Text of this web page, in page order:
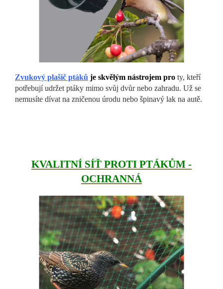
Zvukový plašič ptáků je skvělým nástrojem pro ty, kteří
potřebují udržet ptáky mimo svůj dvůr nebo zahradu. Už se
nemusíte dívat na zničenou úrodu nebo špinavý lak na autě.
KVALITNÍ SÍŤ PROTI PTÁKŮM -
OCHRANNÁ